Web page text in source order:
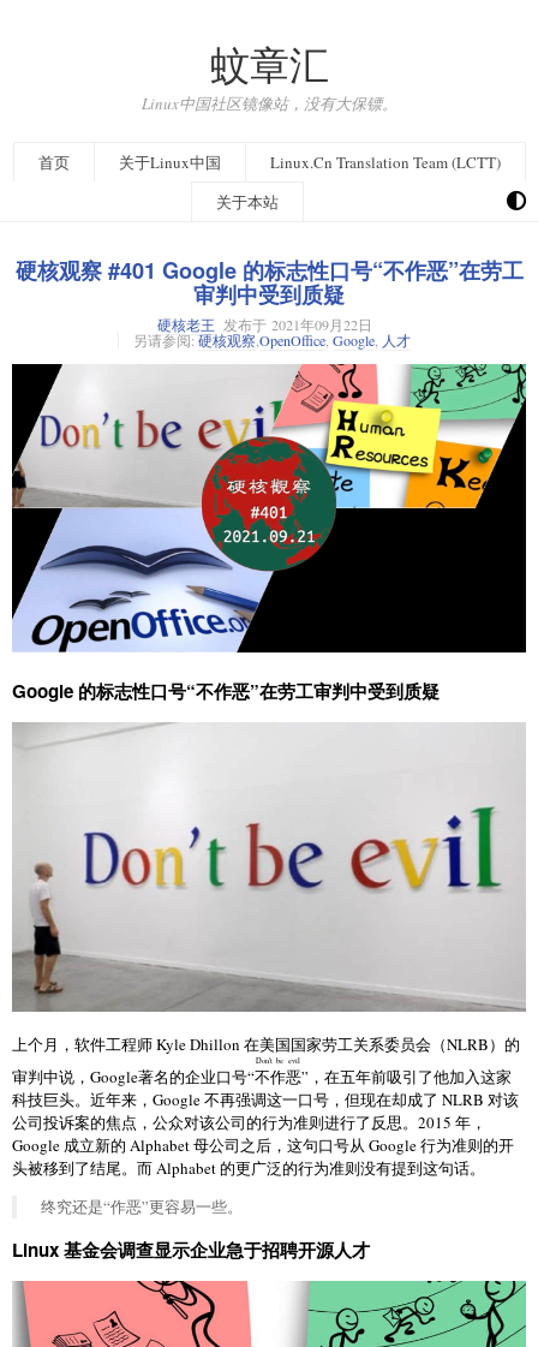
蚊章汇
Linux中国社区镜像站，没有大保镖。
首页 关于Linux中国
Linux.Cn Translation Team (LCTT)
关于本站
硬核观察 #401 Google 的标志性口号“不作恶”在劳工
审判中受到质疑
硬核老王 发布于 2021年09月22日
另请参阅: 硬核观察 OpenOffice Google 人才
Google 的标志性口号“不作恶”在劳工审判中受到质疑
上个月，软件工程师 Kyle Dhillon 在美国国家劳工关系委员会（NLRB）的
审判中说，Google著名的企业口号“不作恶
Don't be evil
”，在五年前吸引了他加入这家
科技巨头。近年来，Google 不再强调这一口号，但现在却成了 NLRB 对该
公司投诉案的焦点，公众对该公司的行为准则进行了反思。2015 年，
Google 成立新的 Alphabet 母公司之后，这句口号从 Google 行为准则的开
头被移到了结尾。而 Alphabet 的更广泛的行为准则没有提到这句话。
终究还是“作恶”更容易一些。
Linux 基金会调查显示企业急于招聘开源人才